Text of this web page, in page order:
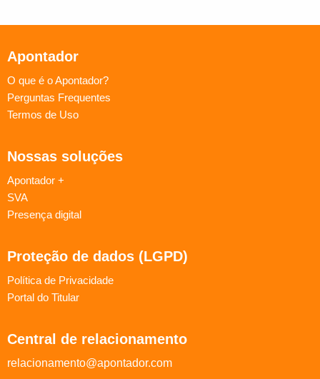
Apontador
O que é o Apontador?
Perguntas Frequentes
Termos de Uso
Nossas soluções
Apontador +
SVA
Presença digital
Proteção de dados (LGPD)
Política de Privacidade
Portal do Titular
Central de relacionamento
relacionamento@apontador.com